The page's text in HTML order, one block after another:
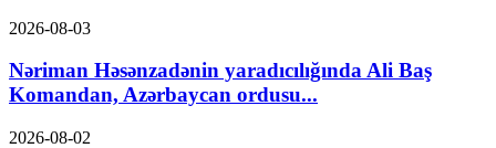
2026-08-03
Nəriman Həsənzadənin yaradıcılığında Ali Baş
Komandan, Azərbaycan ordusu...
2026-08-02